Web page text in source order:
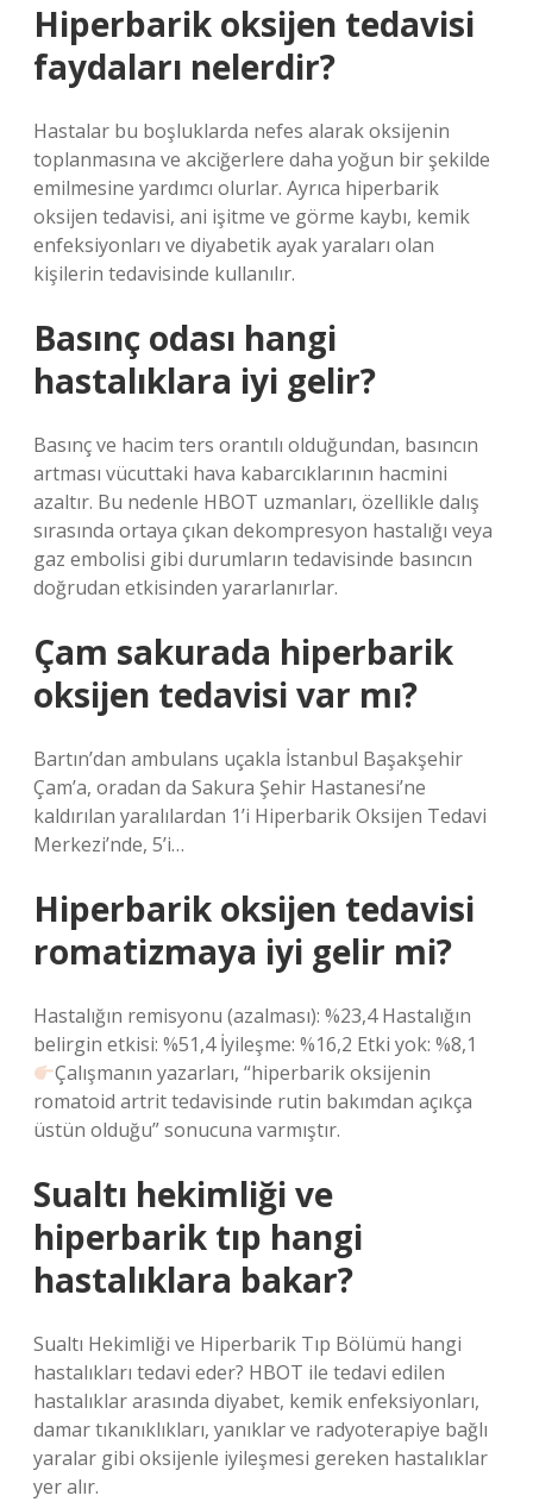
Hiperbarik oksijen tedavisi
faydaları nelerdir?
Hastalar bu boşluklarda nefes alarak oksijenin
toplanmasına ve akciğerlere daha yoğun bir şekilde
emilmesine yardımcı olurlar. Ayrıca hiperbarik
oksijen tedavisi, ani işitme ve görme kaybı, kemik
enfeksiyonları ve diyabetik ayak yaraları olan
kişilerin tedavisinde kullanılır.
Basınç odası hangi
hastalıklara iyi gelir?
Basınç ve hacim ters orantılı olduğundan, basıncın
artması vücuttaki hava kabarcıklarının hacmini
azaltır. Bu nedenle HBOT uzmanları, özellikle dalış
sırasında ortaya çıkan dekompresyon hastalığı veya
gaz embolisi gibi durumların tedavisinde basıncın
doğrudan etkisinden yararlanırlar.
Çam sakurada hiperbarik
oksijen tedavisi var mı?
Bartın’dan ambulans uçakla İstanbul Başakşehir
Çam’a, oradan da Sakura Şehir Hastanesi’ne
kaldırılan yaralılardan 1’i Hiperbarik Oksijen Tedavi
Merkezi’nde, 5’i…
Hiperbarik oksijen tedavisi
romatizmaya iyi gelir mi?
Hastalığın remisyonu (azalması): %23,4 Hastalığın
belirgin etkisi: %51,4 İyileşme: %16,2 Etki yok: %8,1
Çalışmanın yazarları, “hiperbarik oksijenin
romatoid artrit tedavisinde rutin bakımdan açıkça
üstün olduğu” sonucuna varmıştır.
Sualtı hekimliği ve
hiperbarik tıp hangi
hastalıklara bakar?
Sualtı Hekimliği ve Hiperbarik Tıp Bölümü hangi
hastalıkları tedavi eder? HBOT ile tedavi edilen
hastalıklar arasında diyabet, kemik enfeksiyonları,
damar tıkanıklıkları, yanıklar ve radyoterapiye bağlı
yaralar gibi oksijenle iyileşmesi gereken hastalıklar
yer alır.